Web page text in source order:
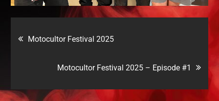
Motocultor Festival 2025
Motocultor Festival 2025 – Episode #1